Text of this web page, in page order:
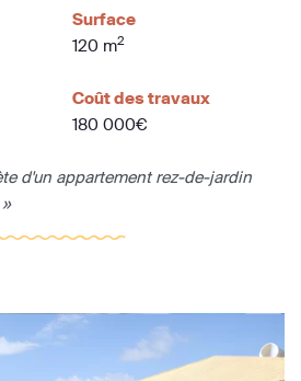
Surface
120 m2
Coût des travaux
180 000€
d'un appartement rez-de-jardin